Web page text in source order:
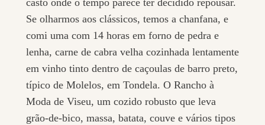
casto onde o tempo parece ter decidido repousar.
Se olharmos aos clássicos, temos a chanfana, e
comi uma com 14 horas em forno de pedra e
lenha, carne de cabra velha cozinhada lentamente
em vinho tinto dentro de caçoulas de barro preto,
típico de Molelos, em Tondela. O Rancho à
Moda de Viseu, um cozido robusto que leva
grão-de-bico, massa, batata, couve e vários tipos